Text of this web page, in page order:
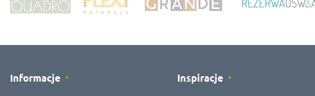
Informacje Inspiracje